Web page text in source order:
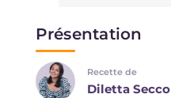
Présentation
Recette de
Diletta Secco